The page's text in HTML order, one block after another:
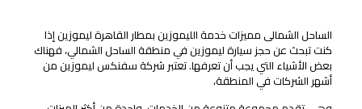
الساحل الشمالى مميزات خدمة الليموزين بمطار القاهرة ليموزين إذا
كنت تبحث عن حجز سيارة ليموزين في منطقة الساحل الشمالي، فهناك
بعض الأشياء التي يجب أن تعرفها. تعتبر شركة سفنكس ليموزين من
أشهر الشركات في المنطقة،